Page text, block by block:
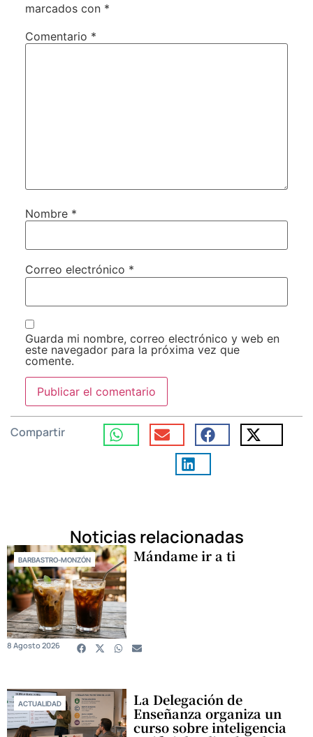
marcados con *
Comentario *
Nombre *
Correo electrónico *
Guarda mi nombre, correo electrónico y web en
este navegador para la próxima vez que
comente.
Compartir
Noticias relacionadas
BARBASTRO-MONZÓN Mándame ir a ti
8 Agosto 2026
ACTUALIDAD La Delegación de
Enseñanza organiza un
curso sobre inteligencia